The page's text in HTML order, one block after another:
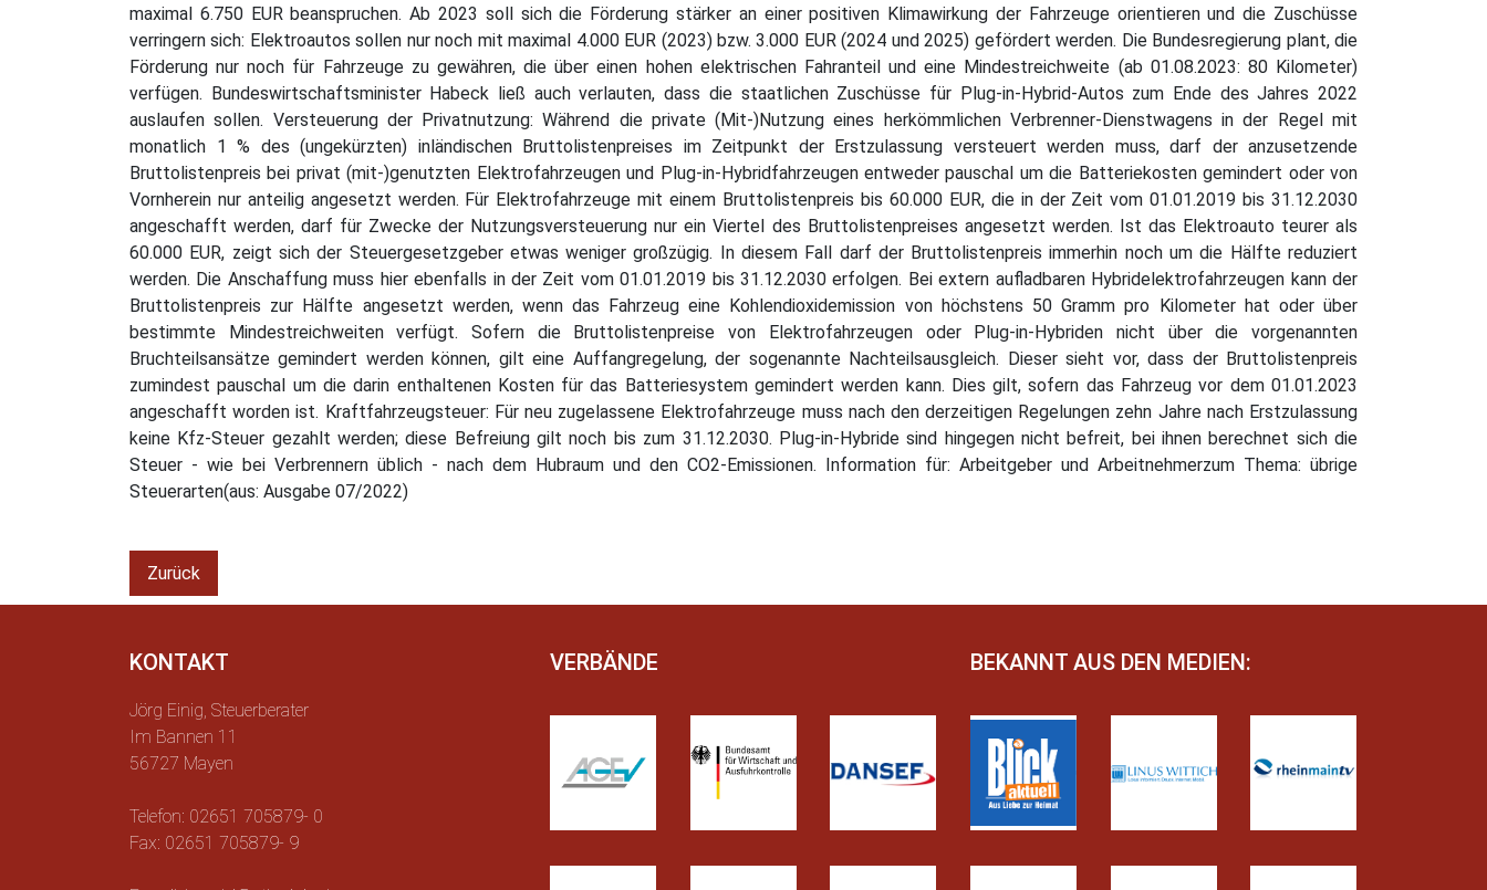
maximal 6.750 EUR beanspruchen. Ab 2023 soll sich die Förderung stärker an einer positiven Klimawirkung der Fahrzeuge orientieren und die Zuschüsse
verringern sich: Elektroautos sollen nur noch mit maximal 4.000 EUR (2023) bzw. 3.000 EUR (2024 und 2025) gefördert werden. Die Bundesregierung plant, die
Förderung nur noch für Fahrzeuge zu gewähren, die über einen hohen elektrischen Fahranteil und eine Mindestreichweite (ab 01.08.2023: 80 Kilometer)
verfügen. Bundeswirtschaftsminister Habeck ließ auch verlauten, dass die staatlichen Zuschüsse für Plug-in-Hybrid-Autos zum Ende des Jahres 2022
auslaufen sollen. Versteuerung der Privatnutzung: Während die private (Mit-)Nutzung eines herkömmlichen Verbrenner-Dienstwagens in der Regel mit
monatlich 1 % des (ungekürzten) inländischen Bruttolistenpreises im Zeitpunkt der Erstzulassung versteuert werden muss, darf der anzusetzende
Bruttolistenpreis bei privat (mit-)genutzten Elektrofahrzeugen und Plug-in-Hybridfahrzeugen entweder pauschal um die Batteriekosten gemindert oder von
Vornherein nur anteilig angesetzt werden. Für Elektrofahrzeuge mit einem Bruttolistenpreis bis 60.000 EUR, die in der Zeit vom 01.01.2019 bis 31.12.2030
angeschafft werden, darf für Zwecke der Nutzungsversteuerung nur ein Viertel des Bruttolistenpreises angesetzt werden. Ist das Elektroauto teurer als
60.000 EUR, zeigt sich der Steuergesetzgeber etwas weniger großzügig. In diesem Fall darf der Bruttolistenpreis immerhin noch um die Hälfte reduziert
werden. Die Anschaffung muss hier ebenfalls in der Zeit vom 01.01.2019 bis 31.12.2030 erfolgen. Bei extern aufladbaren Hybridelektrofahrzeugen kann der
Bruttolistenpreis zur Hälfte angesetzt werden, wenn das Fahrzeug eine Kohlendioxidemission von höchstens 50 Gramm pro Kilometer hat oder über
bestimmte Mindestreichweiten verfügt. Sofern die Bruttolistenpreise von Elektrofahrzeugen oder Plug-in-Hybriden nicht über die vorgenannten
Bruchteilsansätze gemindert werden können, gilt eine Auffangregelung, der sogenannte Nachteilsausgleich. Dieser sieht vor, dass der Bruttolistenpreis
zumindest pauschal um die darin enthaltenen Kosten für das Batteriesystem gemindert werden kann. Dies gilt, sofern das Fahrzeug vor dem 01.01.2023
angeschafft worden ist. Kraftfahrzeugsteuer: Für neu zugelassene Elektrofahrzeuge muss nach den derzeitigen Regelungen zehn Jahre nach Erstzulassung
keine Kfz-Steuer gezahlt werden; diese Befreiung gilt noch bis zum 31.12.2030. Plug-in-Hybride sind hingegen nicht befreit, bei ihnen berechnet sich die
Steuer - wie bei Verbrennern üblich - nach dem Hubraum und den CO2-Emissionen. Information für: Arbeitgeber und Arbeitnehmerzum Thema: übrige
Steuerarten(aus: Ausgabe 07/2022)
Zurück
KONTAKT
Jörg Einig, Steuerberater
Im Bannen 11
56727 Mayen
Telefon: 02651 705879- 0
Fax: 02651 705879- 9
VERBÄNDE BEKANNT AUS DEN MEDIEN: